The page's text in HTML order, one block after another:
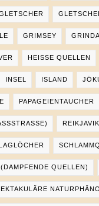
GRIMSEY
HEISSE QUELLEN
INSEL ISLAND
PAPAGEIENTAUCHER
REIKJAVIK
QUELLEN)